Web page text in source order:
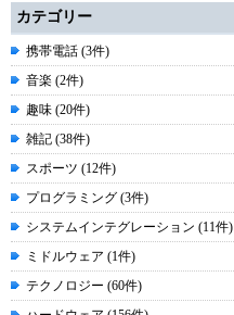
カテゴリー
携帯電話 (3件)
音楽 (2件)
趣味 (20件)
雑記 (38件)
スポーツ (12件)
プログラミング (3件)
システムインテグレーション (11件)
ミドルウェア (1件)
テクノロジー (60件)